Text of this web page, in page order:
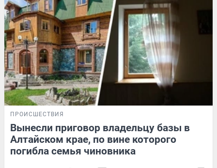
ПРОИСШЕСТВИЯ
Вынесли приговор владельцу базы в
Алтайском крае, по вине которого
погибла семья чиновника